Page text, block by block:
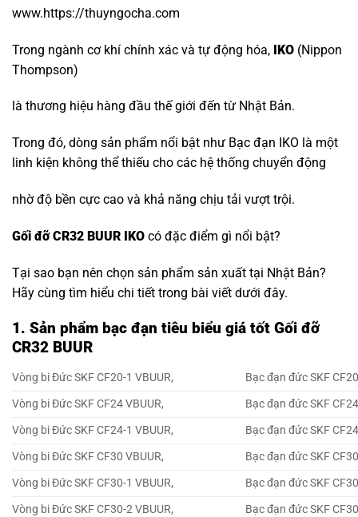
www.https://thuyngocha.com
Trong ngành cơ khí chính xác và tự động hóa, IKO (Nippon
Thompson)
là thương hiệu hàng đầu thế giới đến từ Nhật Bản.
Trong đó, dòng sản phẩm nổi bật như Bạc đạn IKO là một
linh kiện không thể thiếu cho các hệ thống chuyển động
nhờ độ bền cực cao và khả năng chịu tải vượt trội.
Gối đỡ CR32 BUUR IKO có đặc điểm gì nổi bật?
Tại sao bạn nên chọn sản phẩm sản xuất tại Nhật Bản?
Hãy cùng tìm hiểu chi tiết trong bài viết dưới đây.
1. Sản phẩm bạc đạn tiêu biểu giá tốt Gối đỡ
CR32 BUUR
Vòng bi Đức SKF CF20-1 VBUUR,
Bạc đạn đức SKF
Vòng bi Đức SKF CF24 VBUUR,
Bạc đạn đức SKF
Vòng bi Đức SKF CF24-1 VBUUR,
Bạc đạn đức SKF
Vòng bi Đức SKF CF30 VBUUR,
Bạc đạn đức SKF
Vòng bi Đức SKF CF30-1 VBUUR,
Bạc đạn đức SKF
Vòng bi Đức SKF CF30-2 VBUUR,
Bạc đạn đức SKF